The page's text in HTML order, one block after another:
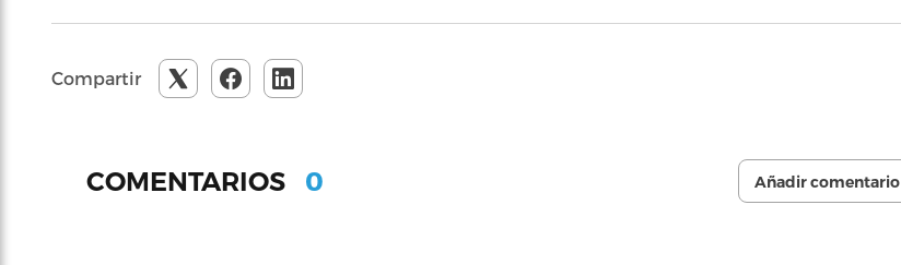
Compartir
COMENTARIOS 0 Añadir comentario